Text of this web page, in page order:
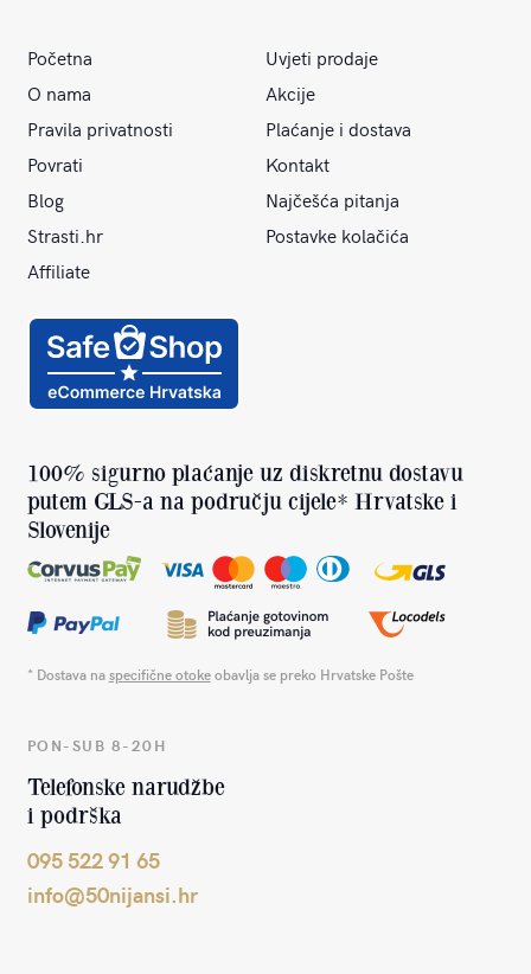
Početna
Uvjeti prodaje
O nama
Akcije
Pravila privatnosti
Plaćanje i dostava
Povrati
Kontakt
Blog
Najčešća pitanja
Strasti.hr
Postavke kolačića
Affiliate
100% sigurno plaćanje uz diskretnu dostavu
putem GLS-a na području cijele* Hrvatske i
Slovenije
* Dostava naspecifične otokeobavlja se preko Hrvatske Pošte
PON-SUB 8-20H
Telefonske narudžbe
i podrška
095 522 91 65
info@50nijansi.hr